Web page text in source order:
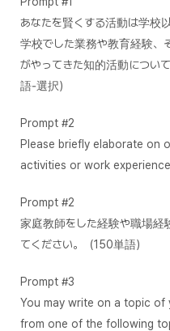
あなたを賢くする活動は学校
学校でした業務や教育経験、
がやってきた知的活動につい
語‐選択）
Prompt #2
Please briefly elaborate on
activities or work
Prompt #2
家庭教師をした経験や職場経
てください。（150単語）
Prompt #3
You may write on a topic
from one of the following